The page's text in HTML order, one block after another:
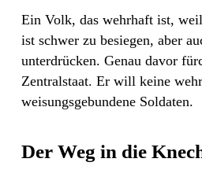
Ein Volk, das wehrhaft ist,
ist schwer zu besiegen, aber
unterdrücken. Genau davor
Zentralstaat. Er will keine
weisungsgebundene Soldaten.
Der Weg in die